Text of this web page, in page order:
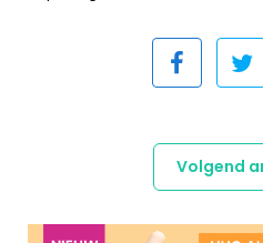
Volgend